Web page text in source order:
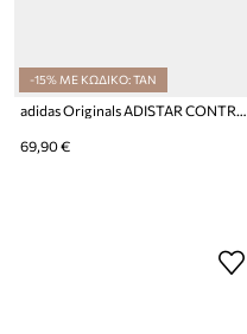
-15% ΜΕ ΚΩΔΙΚΟ: TAN
adidas Originals ADISTAR CONTROL 5 sneakers παιδικά
69,90 €